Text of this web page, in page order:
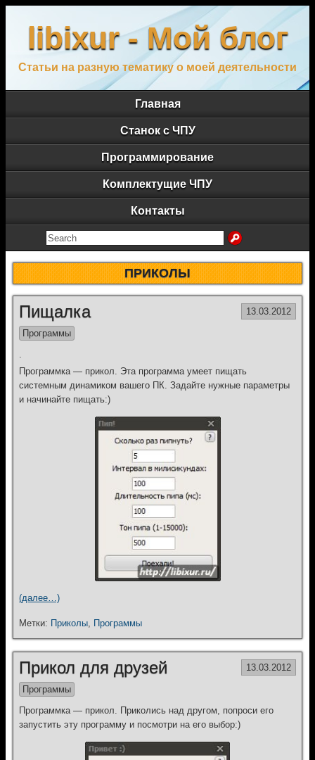
libixur - Мой блог
Статьи на разную тематику о моей деятельности
Главная
Станок с ЧПУ
Программирование
Комплектущие ЧПУ
Контакты
ПРИКОЛЫ
Пищалка 13.03.2012
Программы
.
Программка — прикол. Эта программа умеет пищать
системным динамиком вашего ПК. Задайте нужные параметры
и начинайте пищать:)
(далее…)
Метки: Приколы Программы
Прикол для друзей 13.03.2012
Программы
Программка — прикол. Приколись над другом, попроси его
запустить эту программу и посмотри на его выбор:)